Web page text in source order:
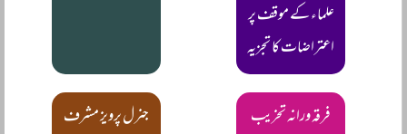
علماء کے موقف پر
اعتراضات کا تجزیہ
فرقہ ورانہ تخریب
جنرل پرویز مشرف